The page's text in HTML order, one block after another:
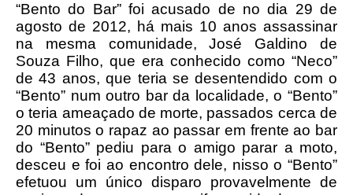
“Bento do Bar” foi acusado de no dia 29 de
agosto de 2012, há mais 10 anos assassinar
na mesma comunidade, José Galdino de
Souza Filho, que era conhecido como “Neco”
de 43 anos, que teria se desentendido com o
“Bento” num outro bar da localidade, o “Bento”
o teria ameaçado de morte, passados cerca de
20 minutos o rapaz ao passar em frente ao bar
do “Bento” pediu para o amigo parar a moto,
desceu e foi ao encontro dele, nisso o “Bento”
efetuou um único disparo provavelmente de